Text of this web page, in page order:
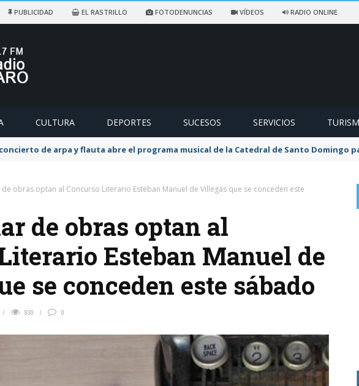
PUBLICIDAD EL RASTRILLO FOTODENUNCIAS VÍDEOS RADIO ONLINE
CULTURA DEPORTES SUCESOS SERVICIOS
de arpa y flauta abre el programa musical de la Catedral de Santo Domingo
de obras optan al Concurso Literario Esteban Manuel de Villegas que se conceden este
de obras optan al
Esteban Manuel de
se conceden este sábado
930 0